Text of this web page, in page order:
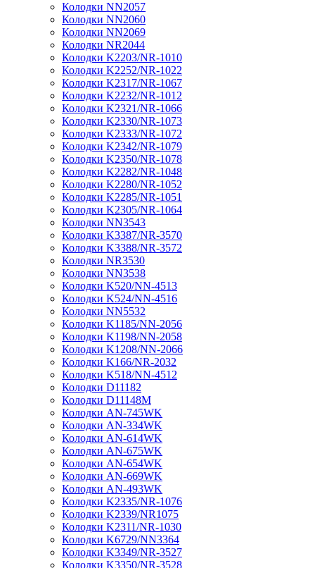
Колодки NN2057
Колодки NN2060
Колодки NN2069
Колодки NR2044
Колодки K2203/NR-1010
Колодки K2252/NR-1022
Колодки K2317/NR-1067
Колодки K2232/NR-1012
Колодки K2321/NR-1066
Колодки K2330/NR-1073
Колодки K2333/NR-1072
Колодки K2342/NR-1079
Колодки K2350/NR-1078
Колодки K2282/NR-1048
Колодки K2280/NR-1052
Колодки K2285/NR-1051
Колодки K2305/NR-1064
Колодки NN3543
Колодки K3387/NR-3570
Колодки K3388/NR-3572
Колодки NR3530
Колодки NN3538
Колодки K520/NN-4513
Колодки K524/NN-4516
Колодки NN5532
Колодки K1185/NN-2056
Колодки K1198/NN-2058
Колодки K1208/NN-2066
Колодки K166/NR-2032
Колодки K518/NN-4512
Колодки D11182
Колодки D11148M
Колодки AN-745WK
Колодки AN-334WK
Колодки AN-614WK
Колодки AN-675WK
Колодки AN-654WK
Колодки AN-669WK
Колодки AN-493WK
Колодки K2335/NR-1076
Колодки K2339/NR1075
Колодки K2311/NR-1030
Колодки K6729/NN3364
Колодки K3349/NR-3527
Колодки K3350/NR-3528